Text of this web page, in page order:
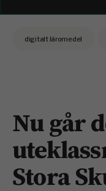
digitalt läromedel
Nu går
Stora